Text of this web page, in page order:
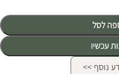
לסל
עכשיו
נוסף >>